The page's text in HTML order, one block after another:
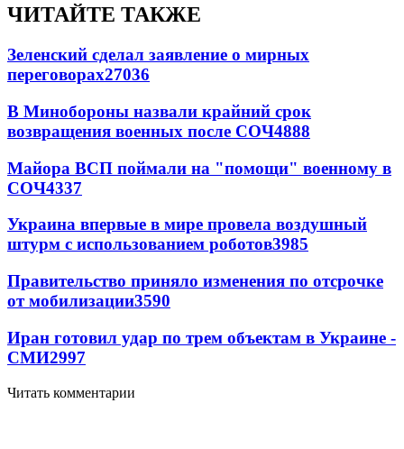
ЧИТАЙТЕ ТАКЖЕ
Зеленский сделал заявление о мирных
переговорах27036
В Минобороны назвали крайний срок
возвращения военных после СОЧ4888
Майора ВСП поймали на "помощи" военному в
СОЧ4337
Украина впервые в мире провела воздушный
штурм с использованием роботов3985
Правительство приняло изменения по отсрочке
от мобилизации3590
Иран готовил удар по трем объектам в Украине -
СМИ2997
Читать комментарии